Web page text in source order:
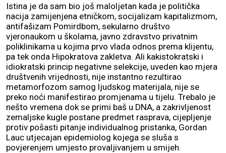
Istina je da sam bio još maloljetan kada je politička
nacija zamijenjena etničkom, socijalizam kapitalizmom,
antifašizam Pomirdbom, sekularno društvo
vjeronaukom u školama, javno zdravstvo privatnim
poliklinikama u kojima prvo vlada odnos prema klijentu,
pa tek onda Hipokratova zakletva. Ali kakistokratski i
idiokratski princip negativne selekcije, uveden kao mjera
društvenih vrijednosti, nije instantno rezultirao
metamorfozom samog ljudskog materijala, nije se
preko noći manifestirao promjenama u tijelu. Trebalo je
nešto vremena dok se primi baš u DNA, a zakrivljenost
zemaljske kugle postane predmet rasprava, cijepljenje
protiv pošasti pitanje individualnog pristanka, Gordan
Lauc utjecajan epidemiolog kojega se sluša s
povjerenjem umjesto provaljivanjem u smijeh.